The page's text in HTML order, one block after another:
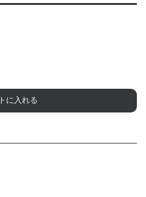
に入れる